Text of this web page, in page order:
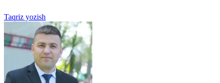
Taqriz yozish